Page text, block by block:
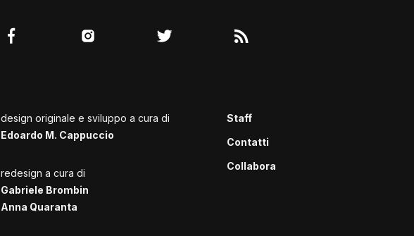
design originale e sviluppo a cura di
Edoardo M. Cappuccio
redesign a cura di
Gabriele Brombin
Anna Quaranta
Staff
Contatti
Collabora